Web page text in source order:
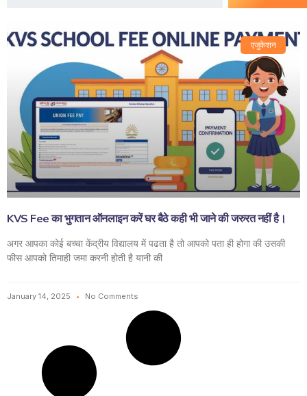
एजुकेशन
KVS Fee का भुगतान ऑनलाइन करें घर बैठे कही भी जाने की जरुरत नहीं है।
अगर आपका कोई बच्चा केंद्रीय विद्यालय में पढता है तो आपको पता ही होगा की उसकी
फीस आपको तिमाही जमा करनी होती है यानी की
January 14, 2025 No Comments